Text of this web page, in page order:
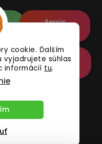
cookie. Ďalším
súhlas
informácií tu.
Servis
Online
Reklamácia
práva vyhradené.